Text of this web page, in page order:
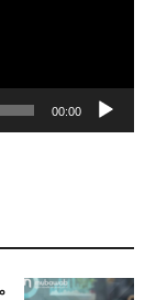
00:00